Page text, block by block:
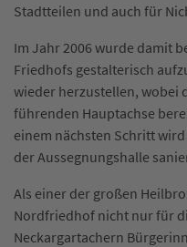
Stadtteilen und auch für
Im Jahr 2006 wurde damit
Friedhofs gestalterisch
wieder herzustellen, wobei
führenden Hauptachse
einem nächsten Schritt
der Aussegnungshalle
Als einer der großen
Nordfriedhof nicht nur für
Neckargartachern